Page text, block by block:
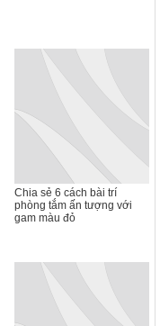
Chia sẻ 6 cách bài trí
phòng tắm ấn tượng với
gam màu đỏ